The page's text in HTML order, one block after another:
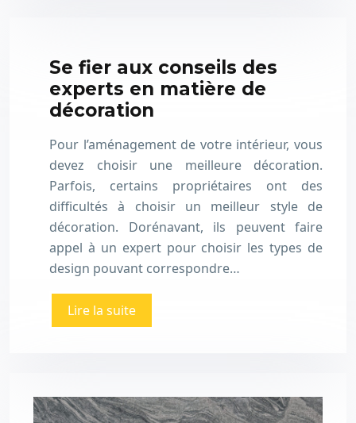
Se fier aux conseils des
experts en matière de
décoration
Pour l’aménagement de votre intérieur, vous
devez choisir une meilleure décoration.
Parfois, certains propriétaires ont des
difficultés à choisir un meilleur style de
décoration. Dorénavant, ils peuvent faire
appel à un expert pour choisir les types de
design pouvant correspondre…
Lire la suite